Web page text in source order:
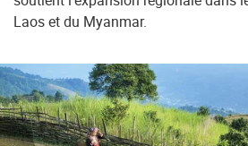
Laos et du Myanmar.